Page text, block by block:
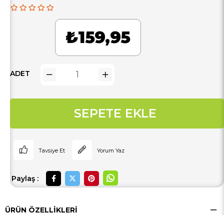
₺159,95
ADET
Tavsiye Et Yorum Yaz
Paylaş :
ÜRÜN ÖZELLIKLERI